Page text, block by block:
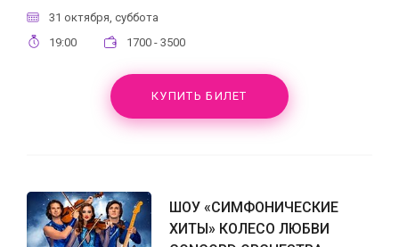
31 октября, суббота
19:00
1700 - 3500
КУПИТЬ БИЛЕТ
ШОУ «СИМФОНИЧЕСКИЕ
ХИТЫ» КОЛЕСО ЛЮБВИ